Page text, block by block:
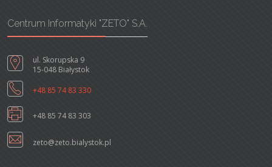
Centrum Informatyki "ZETO" S.A.
ul. Skorupska 9
15-048 Białystok
+48 85 74 83 330
+48 85 74 83 303
zeto@zeto.bialystok.pl